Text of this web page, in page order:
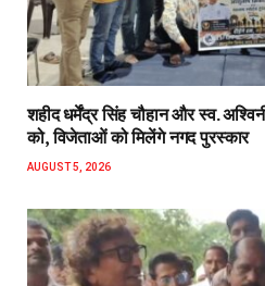
शहीद धर्मेंद्र सिंह चौहान और स्व.
को, विजेताओं को मिलेंगे नगद पुरस्कार
AUGUST 5, 2026